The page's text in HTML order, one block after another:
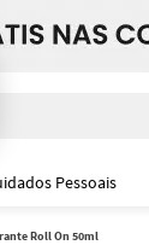
Pessoais
Roll On 50ml